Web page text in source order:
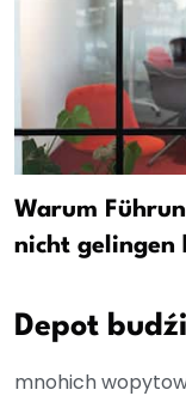
Warum
nicht gelingen
Depot
mnohich